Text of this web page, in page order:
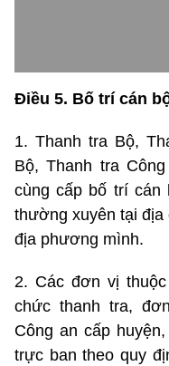
Điều 5. Bố trí cán
1. Thanh tra Bộ,
Bộ, Thanh tra
cùng cấp bố trí cán
thường xuyên tại địa
địa phương mình.
2. Các đơn vị
chức thanh tra,
Công an cấp
trực ban theo quy